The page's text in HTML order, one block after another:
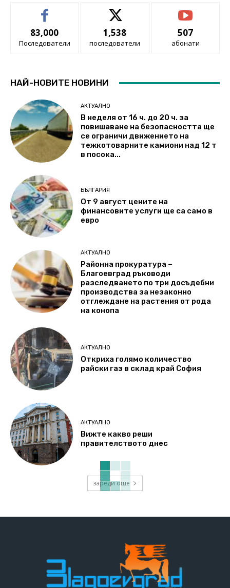
83,000
Последователи
1,538
последователи
507
абонати
НАЙ-НОВИТЕ НОВИНИ
АКТУАЛНО
В неделя от 16 ч. до 20 ч. за
повишаване на безопасността ще
се ограничи движението на
тежкотоварните камиони над 12 т
в посока...
БЪЛГАРИЯ
От 9 август цените на
финансовите услуги ще са само в
евро
АКТУАЛНО
Районна прокуратура –
Благоевград ръководи
разследването по три досъдебни
производства за незаконно
отглеждане на растения от рода
на конопа
АКТУАЛНО
Откриха голямо количество
райски газ в склад край София
АКТУАЛНО
Вижте какво реши
правителството днес
зареди още